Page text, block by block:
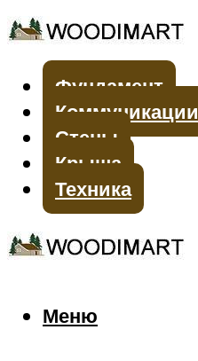
Фундамент
Коммуникации
Стены
Крыша
Техника
Меню
Меню